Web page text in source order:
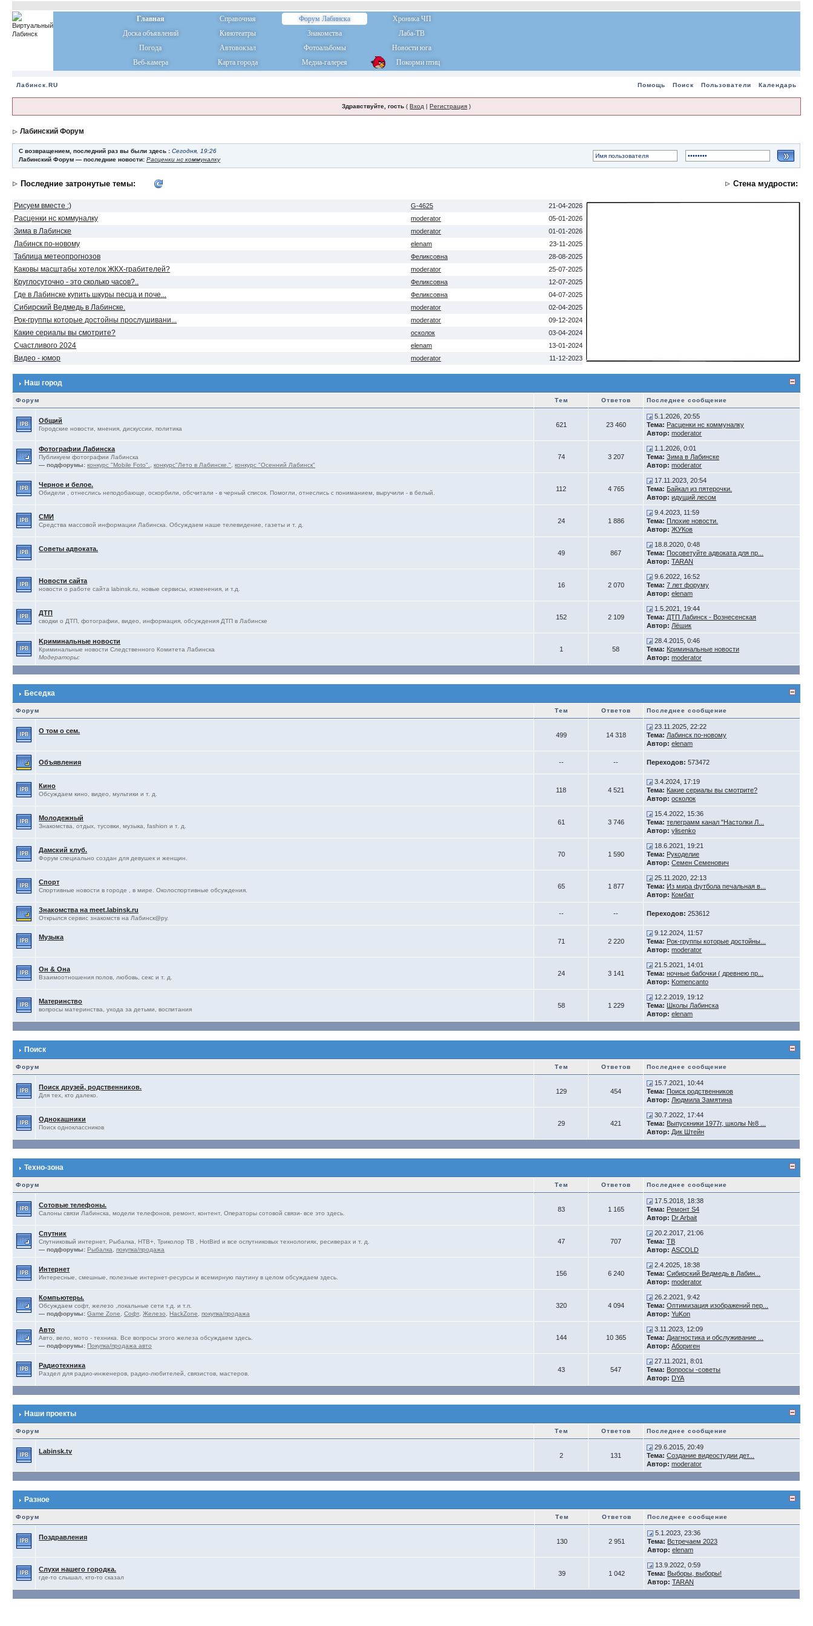
Главная Справочная Форум Лабинска
Хроника ЧП
Доска объявлений
Кинотеатры Знакомства
Лаба-ТВ
Погода
Автовокзал Фотоальбомы
Новости юга
Веб-камера
Карта города Медиа-галерея Покорми птиц
Лабинск.RU Помощь Поиск Пользователи Календарь
Здравствуйте, гость (Вход |Регистрация )
Лабинский Форум
С возвращением, последний раз вы были здесь :Сегодня, 19:26
Лабинский Форум — последние новости:Расценки нс коммуналку
Последние затронутые темы: Стена мудрости:
Рисуем вместе :) G-4625 21-04-2026
Расценки нс коммуналку moderator 05-01-2026
Зима в Лабинске moderator 01-01-2026
Лабинск по-новому elenam 23-11-2025
Таблица метеопрогнозов Феликсовна 28-08-2025
Каковы масштабы хотелок ЖКХ-грабителей? moderator 25-07-2025
Круглосуточно - это сколько часов?.. Феликсовна 12-07-2025
Где в Лабинске купить шкуры песца и поче... Феликсовна 04-07-2025
Сибирский Ведмедь в Лабинске. moderator 02-04-2025
Рок-группы которые достойны прослушивани... moderator 09-12-2024
Какие сериалы вы смотрите? осколок 03-04-2024
Счастливого 2024 elenam 13-01-2024
Видео - юмор moderator 11-12-2023
Наш город
Форум Тем Ответов Последнее сообщение
Общий
Городские новости, мнения, дискуссии, политика
621 23 460
5.1.2026, 20:55
Тема: Расценки нс коммуналку
Автор: moderator
Фотографии Лабинска
Публикуем фотографии Лабинска
— подфорумы: конкурс "Mobile Foto". ,конкурс"Лето в Лабинске." ,конкурс "Осенний Лабинск"
74 3 207
1.1.2026, 0:01
Тема: Зима в Лабинске
Автор: moderator
Черное и белое.
Обидели , отнеслись неподобающе, оскорбили, обсчитали - в черный список. Помогли, отнеслись с пониманием, выручили - в белый.
112 4 765
17.11.2023, 20:54
Тема: Байкал из пятерочки.
Автор: идущий лесом
СМИ
Средства массовой информации Лабинска. Обсуждаем наше телевидение, газеты и т. д.
24 1 886
9.4.2023, 11:59
Тема: Плохие новости.
Автор: ЖУКов
Советы адвоката.
49 867
18.8.2020, 0:48
Тема: Посоветуйте адвоката для пр...
Автор: TARAN
Новости сайта
новости о работе сайта labinsk.ru, новые сервисы, изменения, и т.д.
16 2 070
9.6.2022, 16:52
Тема: 7 лет форуму
Автор: elenam
ДТП
сводки о ДТП, фотографии, видео, информация, обсуждения ДТП в Лабинске
152 2 109
1.5.2021, 19:44
Тема: ДТП Лабинск - Вознесенская
Автор: Лёшик
Kриминальные новости
Криминальные новости Следственного Комитета Лабинска
Модераторы:
1 58
28.4.2015, 0:46
Тема: Криминальные новости
Автор: moderator
Беседка
Форум Тем Ответов Последнее сообщение
О том о сем.
499 14 318
23.11.2025, 22:22
Тема: Лабинск по-новому
Автор: elenam
Объявления -- -- Переходов: 573472
Кино
Обсуждаем кино, видео, мультики и т. д.
118 4 521
3.4.2024, 17:19
Тема: Какие сериалы вы смотрите?
Автор: осколок
Молодежный
Знакомства, отдых, тусовки, музыка, fashion и т. д.
61 3 746
15.4.2022, 15:36
Тема: телеграмм канал "Настолки Л...
Автор: ylisenko
Дамский клуб.
Форум специально создан для девушек и женщин.
70 1 590
18.6.2021, 19:21
Тема: Рукоделие
Автор: Семен Семенович
Спорт
Спортивные новости в городе , в мире. Околоспортивные обсуждения.
65 1 877
25.11.2020, 22:13
Тема: Из мира футбола печальная в...
Автор: Комбат
Знакомства на meet.labinsk.ru
Открылся сервис знакомств на Лабинск@ру.
-- -- Переходов: 253612
Музыка
71 2 220
9.12.2024, 11:57
Тема: Рок-группы которые достойны...
Автор: moderator
Он & Она
Взаимоотношения полов, любовь, секс и т. д.
24 3 141
21.5.2021, 14:01
Тема: ночные бабочки ( древнею пр...
Автор: Komencanto
Материнство
вопросы материнства, ухода за детьми, воспитания
58 1 229
12.2.2019, 19:12
Тема: Школы Лабинска
Автор: elenam
Поиск
Форум Тем Ответов Последнее сообщение
Поиск друзей, родственников.
Для тех, кто далеко.
129 454
15.7.2021, 10:44
Тема: Поиск родственников
Автор: Людмила Замятина
Однокашники
Поиск одноклассников
29 421
30.7.2022, 17:44
Тема: Выпускники 1977г, школы №8 ...
Автор: Дик Штейн
Техно-зона
Форум Тем Ответов Последнее сообщение
Сотовые телефоны.
Салоны связи Лабинска, модели телефонов, ремонт, контент, Операторы сотовой связи- все это здесь.
83 1 165
17.5.2018, 18:38
Тема: Ремонт S4
Автор: Dr.Arbait
Спутник
Спутниковый интернет, Рыбалка, НТВ+, Триколор ТВ , HotBird и все оспутниковых технологиях, ресиверах и т. д.
— подфорумы: Рыбалка ,покупка/продажа
47 707
20.2.2017, 21:06
Тема: ТВ
Автор: ASCOLD
Интернет
Интересные, смешные, полезные интернет-ресурсы и всемирную паутину в целом обсуждаем здесь.
156 6 240
2.4.2025, 18:38
Тема: Сибирский Ведмедь в Лабин...
Автор: moderator
Компьютеры.
Обсуждаем софт, железо ,локальные сети т.д. и т.п.
— подфорумы: Game Zone ,Софт,Железо ,HackZone ,покупка/продажа
320 4 094
26.2.2021, 9:42
Тема: Оптимизация изображений пер...
Автор: YuKon
Авто
Авто, вело, мото - техника. Все вопросы этого железа обсуждаем здесь.
— подфорумы: Покупка/продажа авто
144 10 365
3.11.2023, 12:09
Тема: Диагностика и обслуживание ...
Автор: Абориген
Радиотехника
Раздел для радио-инженеров, радио-любителей, связистов, мастеров.
43 547
27.11.2021, 8:01
Тема: Вопросы -советы
Автор: DYA
Наши проекты
Форум Тем Ответов Последнее сообщение
Labinsk.tv
2 131
29.6.2015, 20:49
Тема: Создание видеостудии дет...
Автор: moderator
Разное
Форум Тем Ответов Последнее сообщение
Поздравления
130 2 951
5.1.2023, 23:36
Тема: Встречаем 2023
Автор: elenam
Слухи нашего городка.
где-то слышал, кто-то сказал
39 1 042
13.9.2022, 0:59
Тема: Выборы, выборы!
Автор: TARAN